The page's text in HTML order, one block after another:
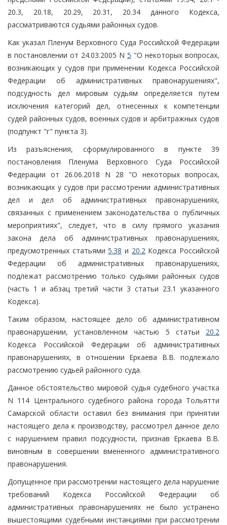
20.3, 20.18, 20.29, 20.31, 20.34 данного Кодекса,
рассматриваются судьями районных судов.
Как указал Пленум Верховного Суда Российской Федерации
в постановлении от 24.03.2005 N 5 "О некоторых вопросах,
возникающих у судов при применении Кодекса Российской
Федерации об административных правонарушениях",
подсудность дел мировым судьям определяется путем
исключения категорий дел, отнесенных к компетенции
судей районных судов, военных судов и арбитражных судов
(подпункт "г" пункта 3).
Из разъяснения, сформулированного в пункте 39
постановления Пленума Верховного Суда Российской
Федерации от 26.06.2018 N 28 "О некоторых вопросах,
возникающих у судов при рассмотрении административных
дел и дел об административных правонарушениях,
связанных с применением законодательства о публичных
мероприятиях", следует, что в силу прямого указания
закона дела об административных правонарушениях,
предусмотренных статьями5.38 и 20.2 Кодекса Российской
Федерации об административных правонарушениях,
подлежат рассмотрению только судьями районных судов
(часть 1 и абзац третий части 3 статьи 23.1 указанного
Кодекса).
Таким образом, настоящее дело об административном
правонарушении, установленном частью 5 статьи 20.2
Кодекса Российской Федерации об административных
правонарушениях, в отношении Еркаева В.В. подлежало
рассмотрению судьей районного суда.
Данное обстоятельство мировой судья судебного участка
N 114 Центрального судебного района города Тольятти
Самарской области оставил без внимания при принятии
настоящего дела к производству, рассмотрел данное дело
с нарушением правил подсудности, признав Еркаева В.В.
виновным в совершении вмененного административного
правонарушения.
Допущенное при рассмотрении настоящего дела нарушение
требований Кодекса Российской Федерации об
административных правонарушениях не было устранено
вышестоящими судебными инстанциями при рассмотрении